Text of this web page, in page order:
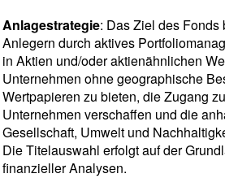
Anlagestrategie: Das Ziel des Fonds
Anlegern durch aktives
in Aktien und/oder aktienähnlichen
Unternehmen ohne geographische
Wertpapieren zu bieten, die Zugang
Unternehmen verschaffen und die
Gesellschaft, Umwelt und
Die Titelauswahl erfolgt auf der
finanzieller Analysen.